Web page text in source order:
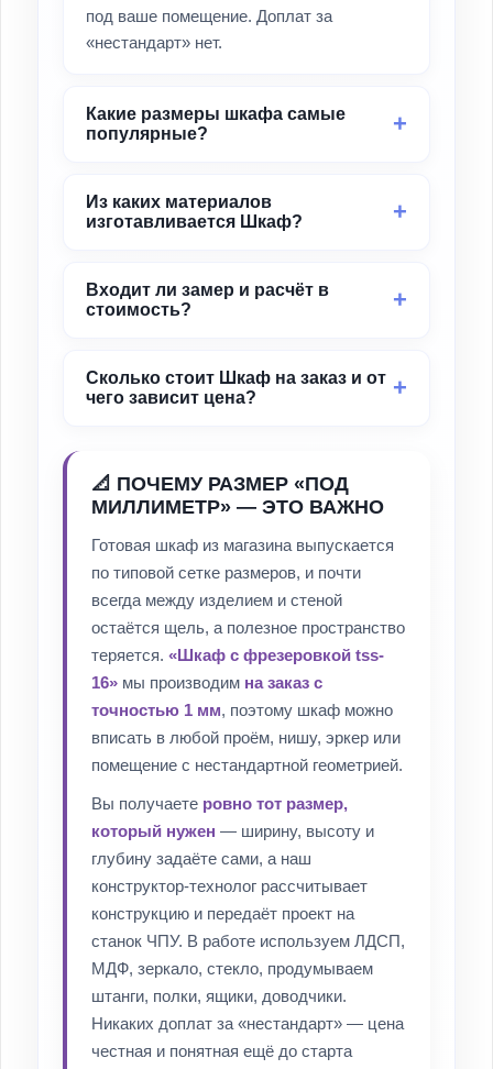
под ваше помещение. Доплат за
«нестандарт» нет.
Какие размеры шкафа самые
популярные?
Из каких материалов
изготавливается Шкаф?
Входит ли замер и расчёт в
стоимость?
Сколько стоит Шкаф на заказ и от
чего зависит цена?
📐 ПОЧЕМУ РАЗМЕР «ПОД
МИЛЛИМЕТР» — ЭТО ВАЖНО
Готовая шкаф из магазина выпускается
по типовой сетке размеров, и почти
всегда между изделием и стеной
остаётся щель, а полезное пространство
теряется. «Шкаф с фрезеровкой tss-
16» мы производим на заказ с
точностью 1 мм, поэтому шкаф можно
вписать в любой проём, нишу, эркер или
помещение с нестандартной геометрией.
Вы получаете ровно тот размер,
который нужен — ширину, высоту и
глубину задаёте сами, а наш
конструктор-технолог рассчитывает
конструкцию и передаёт проект на
станок ЧПУ. В работе используем ЛДСП,
МДФ, зеркало, стекло, продумываем
штанги, полки, ящики, доводчики.
Никаких доплат за «нестандарт» — цена
честная и понятная ещё до старта